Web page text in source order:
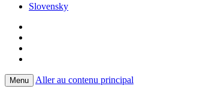
Slovensky
Menu Aller au contenu principal